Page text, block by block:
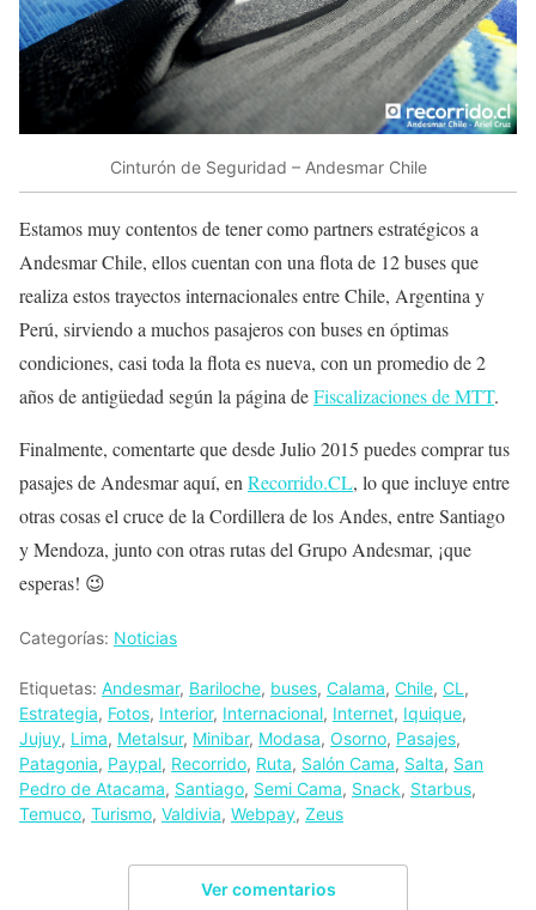
Cinturón de Seguridad – Andesmar Chile
Estamos muy contentos de tener como partners estratégicos a
Andesmar Chile, ellos cuentan con una flota de 12 buses que
realiza estos trayectos internacionales entre Chile, Argentina y
Perú, sirviendo a muchos pasajeros con buses en óptimas
condiciones, casi toda la flota es nueva, con un promedio de 2
años de antigüedad según la página deFiscalizaciones de MTT.
Finalmente, comentarte que desde Julio 2015 puedes comprar tus
pasajes de Andesmar aquí, enRecorrido.CL, lo que incluye entre
otras cosas el cruce de la Cordillera de los Andes, entre Santiago
y Mendoza, junto con otras rutas del Grupo Andesmar, ¡que
esperas! 😉
Categorías: Noticias
Etiquetas: Andesmar, Bariloche, buses, Calama, Chile, CL ,
Estrategia, Fotos, Interior, Internacional, Internet, Iquique,
Jujuy, Lima, Metalsur, Minibar, Modasa, Osorno, Pasajes,
Patagonia, Paypal, Recorrido, Ruta, Salón Cama, Salta, San
Pedro de Atacama, Santiago, Semi Cama, Snack, Starbus,
Temuco, Turismo, Valdivia, Webpay, Zeus
Ver comentarios